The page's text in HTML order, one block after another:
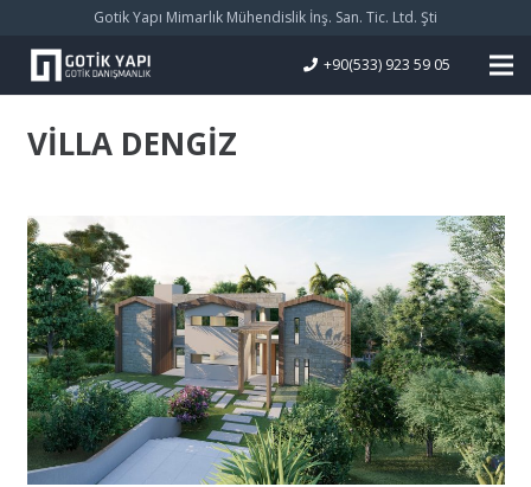
Gotik Yapı Mimarlık Mühendislik İnş. San. Tic. Ltd. Şti
+90(533) 923 59 05
VİLLA DENGİZ